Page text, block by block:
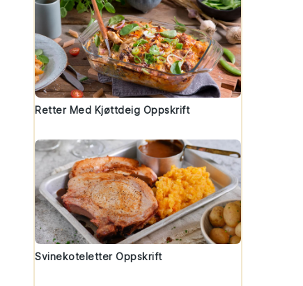
Retter Med Kjøttdeig Oppskrift
Svinekoteletter Oppskrift